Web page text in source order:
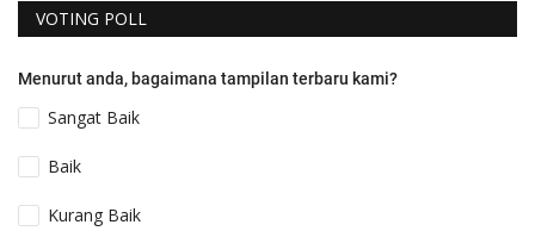
VOTING POLL
Menurut anda, bagaimana tampilan terbaru kami?
Sangat Baik
Baik
Kurang Baik